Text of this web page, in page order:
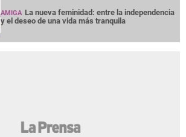
AMIGA La nueva feminidad: entre la independencia
y el deseo de una vida más tranquila